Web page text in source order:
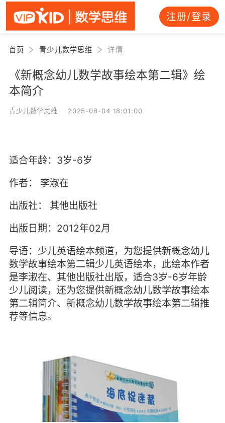
注册/登录
首页 青少儿数学思维 详情
《新概念幼儿数学故事绘本第二辑》绘
本简介
青少儿数学思维 2025-08-04 18:01:00
适合年龄：3岁-6岁
作者：
李淑在
出版社：
其他出版社
出版日期：2012年02月
导语：少儿英语绘本频道，为您提供新概念幼儿
数学故事绘本第二辑少儿英语绘本，此绘本作者
是李淑在、其他出版社出版，适合3岁-6岁年龄
少儿阅读，还为您提供新概念幼儿数学故事绘本
第二辑简介、新概念幼儿数学故事绘本第二辑推
荐等信息。